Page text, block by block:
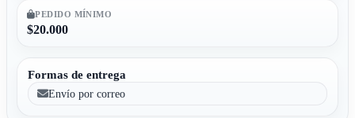
PEDIDO MÍNIMO
$20.000
Formas de entrega
Envío por correo